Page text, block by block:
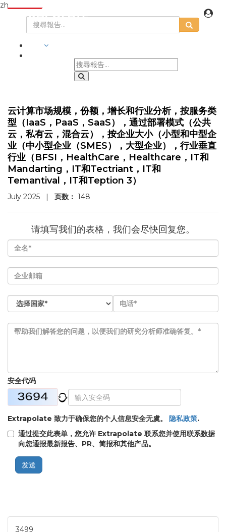
zh
云计算市场规模，份额，增长和行业分析，按服务类
型（IaaS，PaaS，SaaS），通过部署模式（公共
云，私有云，混合云），按企业大小（小型和中型企
业（中小型企业（SMES），大型企业），行业垂直
行业（BFSI，HealthCare，Healthcare，IT和
Mandarting，IT和Tectriant，IT和
Temantival，IT和Teption 3）
July 2025 | 页数： 148
请填写我们的表格，我们会尽快回复您。
安全代码
Extrapolate 致力于确保您的个人信息安全无虞。 隐私政策.
通过提交此表单，您允许 Extrapolate 联系您并使用联系数据
向您通报最新报告、PR、简报和其他产品。
发送
3499